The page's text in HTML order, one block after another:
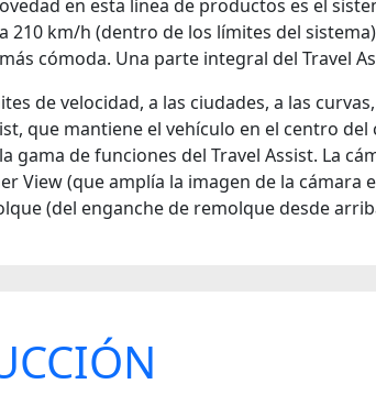
en esta línea de productos es el
km/h (dentro de los límites del
cómoda. Una parte integral del Travel
de velocidad, a las ciudades, a las
que mantiene el vehículo en el centro
de funciones del Travel Assist. La
View (que amplía la imagen de la
(del enganche de remolque desde